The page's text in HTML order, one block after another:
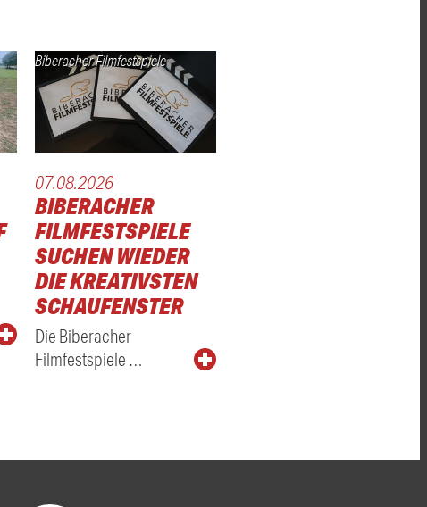
Biberacher Filmfestspiele
07.08.2026
BIBERACHER
FILMFESTSPIELE
SUCHEN WIEDER
DIE KREATIVSTEN
SCHAUFENSTER
Die Biberacher
Filmfestspiele …